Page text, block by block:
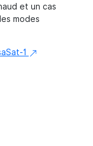
et un cas
modes
1